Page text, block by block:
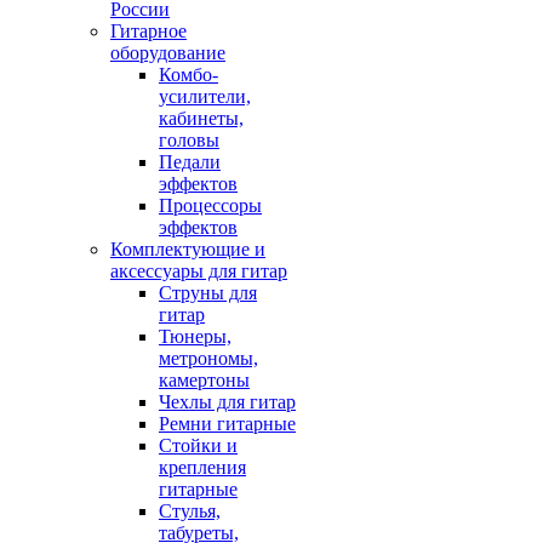
России
Гитарное
оборудование
Комбо-
усилители,
кабинеты,
головы
Педали
эффектов
Процессоры
эффектов
Комплектующие и
аксессуары для гитар
Струны для
гитар
Тюнеры,
метрономы,
камертоны
Чехлы для гитар
Ремни гитарные
Стойки и
крепления
гитарные
Стулья,
табуреты,